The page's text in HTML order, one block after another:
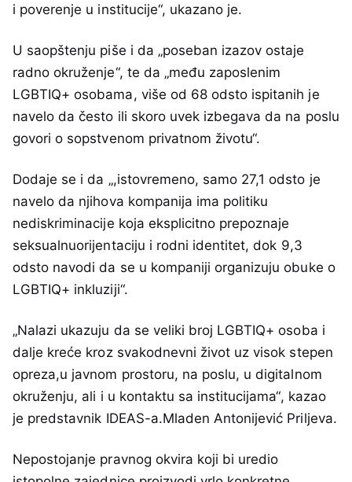
i poverenje u institucije“, ukazano je.
U saopštenju piše i da „poseban izazov ostaje
radno okruženje“, te da „među zaposlenim
LGBTIQ+ osobama, više od 68 odsto ispitanih je
navelo da često ili skoro uvek izbegava da na poslu
govori o sopstvenom privatnom životu“.
Dodaje se i da „,istovremeno, samo 27,1 odsto je
navelo da njihova kompanija ima politiku
nediskriminacije koja eksplicitno prepoznaje
seksualnuorijentaciju i rodni identitet, dok 9,3
odsto navodi da se u kompaniji organizuju obuke o
LGBTIQ+ inkluziji“.
„Nalazi ukazuju da se veliki broj LGBTIQ+ osoba i
dalje kreće kroz svakodnevni život uz visok stepen
opreza,u javnom prostoru, na poslu, u digitalnom
okruženju, ali i u kontaktu sa institucijama“, kazao
je predstavnik IDEAS-a.Mladen Antonijević Priljeva.
Nepostojanje pravnog okvira koji bi uredio